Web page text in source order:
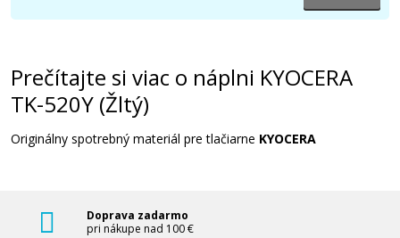
KYOCERA TK-520K (Čierny)
Prečítajte si viac o náplni KYOCERA
TK-520Y (Žltý)
Originálny spotrebný materiál pre tlačiarne KYOCERA
Doprava zadarmo
pri nákupe nad 100 €